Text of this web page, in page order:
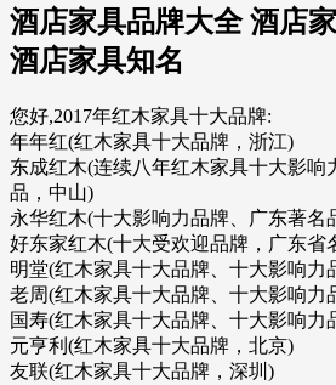
酒店家具品牌大全 酒店
酒店家具知名
您好,2017年红木家具十大品牌:
年年红(红木家具十大品牌，浙江)
东成红木(连续八年红木家具十大影响
品，中山)
永华红木(十大影响力品牌、广东著名
好东家红木(十大受欢迎品牌，广东省
明堂(红木家具十大品牌、十大影响力
老周(红木家具十大品牌、十大影响力
国寿(红木家具十大品牌、十大影响力
元亨利(红木家具十大品牌，北京)
友联(红木家具十大品牌，深圳)